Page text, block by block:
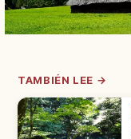
TAMBIÉN LEE →